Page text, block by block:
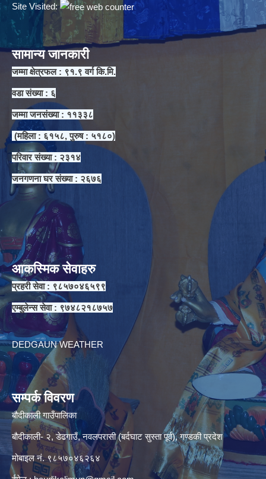
Site Visited:
सामान्य जानकारी
जम्मा क्षेत्रफल : ९१.९ वर्ग कि.मि.
वडा संख्या : ६
जम्मा जनसंख्या : ११३३८
(महिला : ६१५८, पुरुष : ५१८०)
परिवार संख्या : २३१४
जनगणना घर संख्या : २६७६
आकस्मिक सेवाहरु
प्रहरी सेवा : ९८५७०४६५९९
एम्बुलेन्स सेवा : ९७४८२१८७५७
DEDGAUN WEATHER
सम्पर्क विवरण
बौदीकाली गाउँपालिका
बौदीकाली- २, डेढगाउँ, नवलपरासी (बर्दघाट सुस्ता पूर्व), गण्डकी प्रदेश
मोबाइल नं. ९८५७०४६२६४